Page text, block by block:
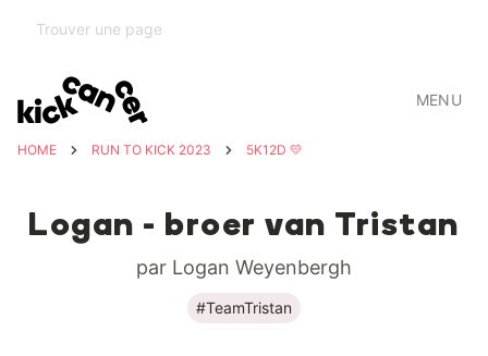
MENU
HOME RUN TO KICK 2023 5K12D 💛
Logan - broer van Tristan
par Logan Weyenbergh
#TeamTristan